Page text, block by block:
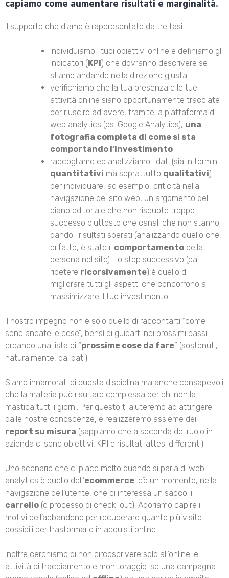
capiamo come aumentare risultati e marginalità.
Il supporto che diamo è rappresentato da tre fasi:
individuiamo i tuoi obiettivi online e definiamo gli
indicatori ( KPI ) che dovranno descrivere se
stiamo andando nella direzione giusta
verifichiamo che la tua presenza e le tue
attività online siano opportunamente tracciate
per riuscire ad avere, tramite la piattaforma di
web analytics (es. Google Analytics), una
fotografia completa di come si sta
comportando l’investimento
raccogliamo ed analizziamo i dati (sia in termini
quantitativi ma soprattutto qualitativi)
per individuare, ad esempio, criticità nella
navigazione del sito web, un argomento del
piano editoriale che non riscuote troppo
successo piuttosto che canali che non stanno
dando i risultati sperati (analizzando quello che,
di fatto, è stato il comportamento della
persona nel sito). Lo step successivo (da
ripetere ricorsivamente) è quello di
migliorare tutti gli aspetti che concorrono a
massimizzare il tuo investimento
Il nostro impegno non è solo quello di raccontarti “come
sono andate le cose”, bensì di guidarti nei prossimi passi
creando una lista di “prossime cose da fare” (sostenuti,
naturalmente, dai dati).
Siamo innamorati di questa disciplina ma anche consapevoli
che la materia può risultare complessa per chi non la
mastica tutti i giorni. Per questo ti aiuteremo ad attingere
dalle nostre conoscenze, e realizzeremo assieme dei
report su misura (sappiamo che a seconda del ruolo in
azienda ci sono obiettivi, KPI e risultati attesi differenti).
Uno scenario che ci piace molto quando si parla di web
analytics è quello dell’ecommerce; c’è un momento, nella
navigazione dell’utente, che ci interessa un sacco: il
carrello (o processo di check-out). Adoriamo capire i
motivi dell’abbandono per recuperare quante più visite
possibili per trasformarle in acquisti online.
Inoltre cerchiamo di non circoscrivere solo all’online le
attività di tracciamento e monitoraggio: se una campagna